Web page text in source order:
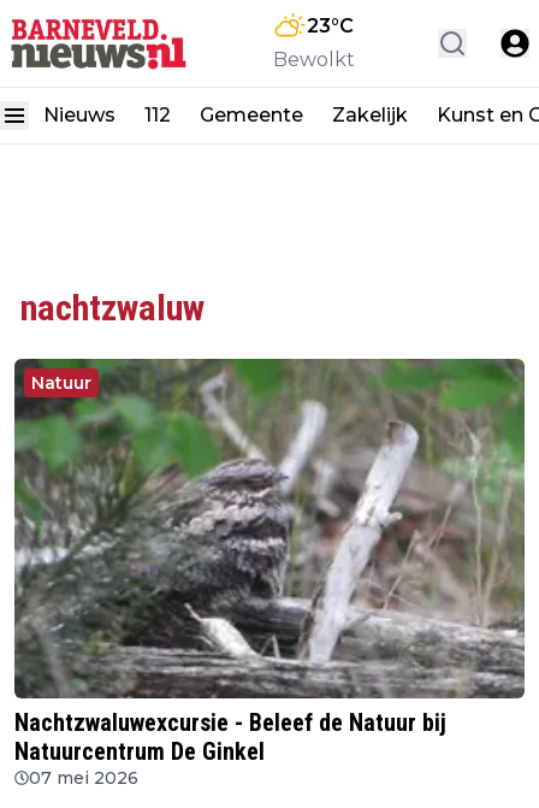
23°C
Bewolkt
Nieuws 112 Gemeente Zakelijk Kunst en
nachtzwaluw
Natuur
Nachtzwaluwexcursie - Beleef de Natuur bij
Natuurcentrum De Ginkel
07 mei 2026